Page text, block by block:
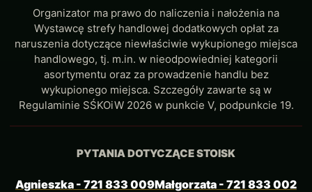
Organizator ma prawo do naliczenia i nałożenia na
Wystawcę strefy handlowej dodatkowych opłat za
naruszenia dotyczące niewłaściwie wykupionego miejsca
handlowego, tj. m.in. w nieodpowiedniej kategorii
asortymentu oraz za prowadzenie handlu bez
wykupionego miejsca. Szczegóły zawarte są w
Regulaminie SŚKOiW 2026 w punkcie V, podpunkcie 19.
PYTANIA DOTYCZĄCE STOISK
Agnieszka - 721 833 009Małgorzata - 721 833 002